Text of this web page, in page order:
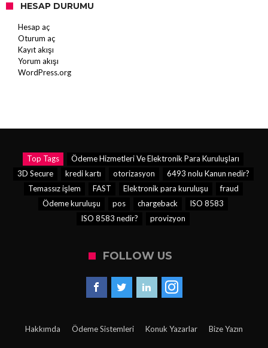
HESAP DURUMU
Hesap aç
Oturum aç
Kayıt akışı
Yorum akışı
WordPress.org
Top Tags
Ödeme Hizmetleri Ve Elektronik Para Kuruluşları
3D Secure
kredi kartı otorizasyon
6493 nolu Kanun nedir?
Temassız işlem
FAST Elektronik para kuruluşu
fraud
Ödeme kuruluşu
pos chargeback
ISO 8583
ISO 8583 nedir?
provizyon
FOLLOW US
Hakkımda Ödeme Sistemleri Konuk Yazarlar Bize Yazın